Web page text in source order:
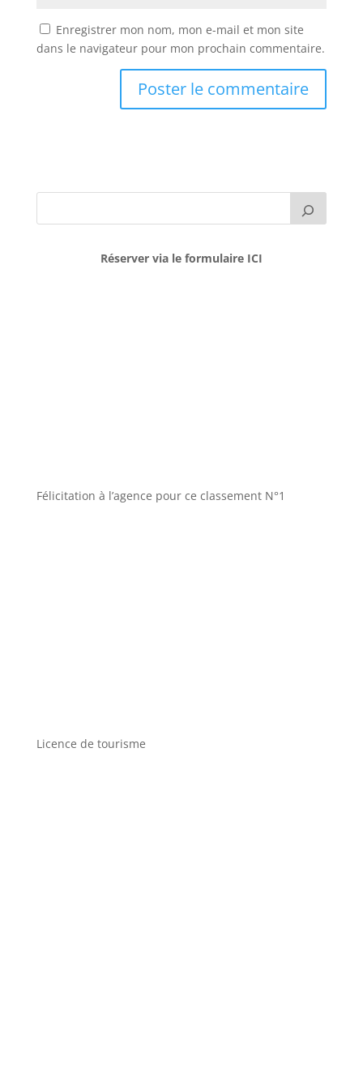
Enregistrer mon nom, mon e-mail et mon site
dans le navigateur pour mon prochain commentaire.
Réserver via le formulaire ICI
Félicitation à l’agence pour ce classement N°1
Licence de tourisme